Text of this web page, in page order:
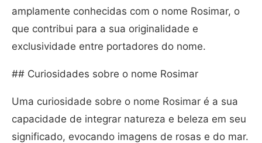
amplamente conhecidas com o nome Rosimar, o
que contribui para a sua originalidade e
exclusividade entre portadores do nome.
## Curiosidades sobre o nome Rosimar
Uma curiosidade sobre o nome Rosimar é a sua
capacidade de integrar natureza e beleza em seu
significado, evocando imagens de rosas e do mar.